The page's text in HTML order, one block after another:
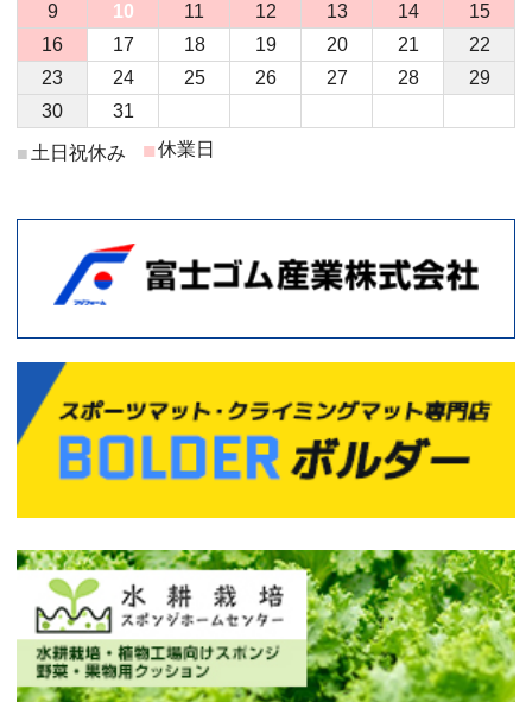
9
10 11 12 13 14
15
16
17 18 19 20 21
22
23
24 25 26 27 28
29
30
31
■ 土日祝休み ■休業日